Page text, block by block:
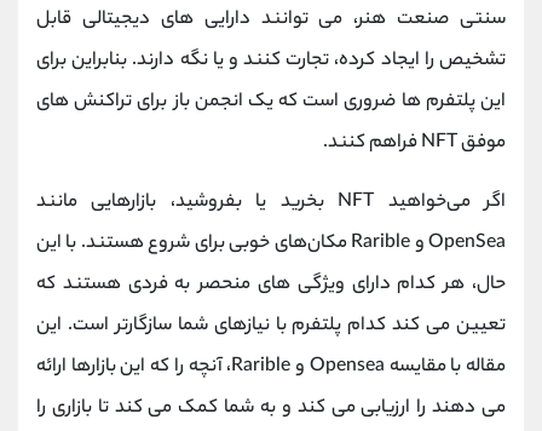
سنتی صنعت هنر، می توانند دارایی های دیجیتالی قابل
تشخیص را ایجاد کرده، تجارت کنند و یا نگه دارند. بنابراین برای
این پلتفرم ها ضروری است که یک انجمن باز برای تراکنش های
موفق NFT فراهم کنند.
اگر می‌خواهید NFT بخرید یا بفروشید، بازارهایی مانند
OpenSea و Rarible مکان‌های خوبی برای شروع هستند. با این
حال، هر کدام دارای ویژگی های منحصر به فردی هستند که
تعیین می کند کدام پلتفرم با نیازهای شما سازگارتر است. این
مقاله با مقایسه Opensea و Rarible، آنچه را که این بازارها ارائه
می دهند را ارزیابی می کند و به شما کمک می کند تا بازاری را